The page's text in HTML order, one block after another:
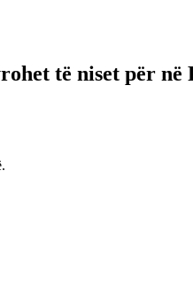
të niset për në